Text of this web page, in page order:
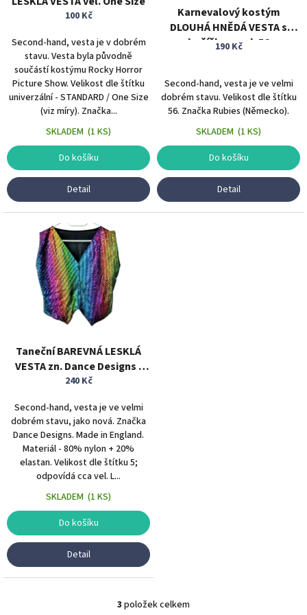
100 Kč
Second-hand, vesta je v dobrém
stavu. Vesta byla původně
součástí kostýmu Rocky Horror
Picture Show. Velikost dle štítku
univerzální - STANDARD / One Size
(viz míry). Značka...
SKLADEM (1 KS)
Do košíku
Detail
Karnevalový kostým
DLOUHÁ HNĚDÁ VESTA s
kožíškem vel. 56
190 Kč
Second-hand, vesta je ve velmi
dobrém stavu. Velikost dle štítku
56. Značka Rubies (Německo).
SKLADEM (1 KS)
Do košíku
Detail
Taneční BAREVNÁ LESKLÁ
VESTA zn. Dance Designs -
Anglie - vel. L
240 Kč
Second-hand, vesta je ve velmi
dobrém stavu, jako nová. Značka
Dance Designs. Made in England.
Materiál - 80% nylon + 20%
elastan. Velikost dle štítku 5;
odpovídá cca vel. L...
SKLADEM (1 KS)
Do košíku
Detail
O
3 položek celkem